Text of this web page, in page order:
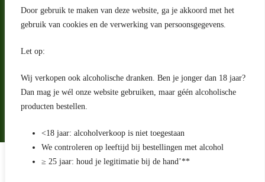
Door gebruik te maken van deze website, ga je akkoord met het
gebruik van cookies en de verwerking van persoonsgegevens.
Let op:
Wij verkopen ook alcoholische dranken. Ben je jonger dan 18 jaar?
Dan mag je wél onze website gebruiken, maar géén alcoholische
producten bestellen.
<18 jaar: alcoholverkoop is niet toegestaan
We controleren op leeftijd bij bestellingen met alcohol
≥ 25 jaar: houd je legitimatie bij de hand’**
klantenservice@portugeseproducten.nl
Facebook
Herroepingsrecht
Bij bezorging van alcoholhoudende dranken voert de bezorger
Algemene voorwaarden